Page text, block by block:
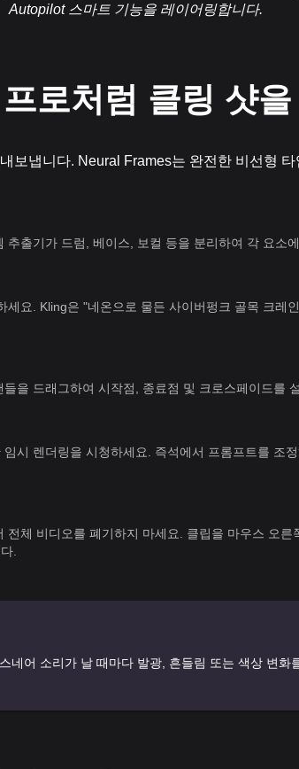
Autopilot 스마트 기능을 레이어링합니다.
로처럼 클링 샷
보냅니다. Neural Frames는 완전한 비선형
추출기가 드럼, 베이스, 보컬 등을 분리하여 각 요소
세요. Kling은 "네온으로 물든 사이버펑크 골목 크레
을 드래그하여 시작점, 종료점 및 크로스페이드를
시 렌더링을 시청하세요. 즉석에서 프롬프트를 조
전체 비디오를 폐기하지 마세요. 클립을 마우스 오
.
네어 소리가 날 때마다 발광, 흔들림 또는 색상 변화